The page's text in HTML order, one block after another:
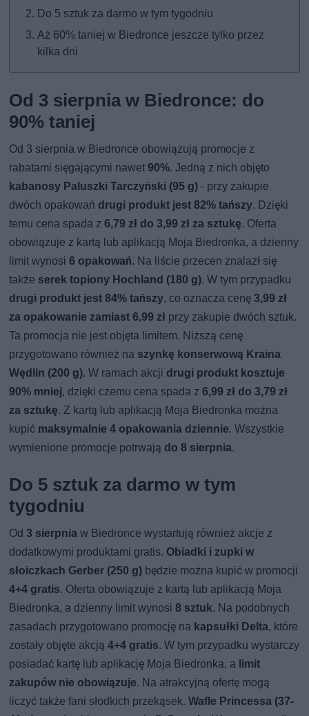
Do 5 sztuk za darmo w tym tygodniu
Aż 60% taniej w Biedronce jeszcze tylko przez
kilka dni
Od 3 sierpnia w Biedronce: do
90% taniej
Od 3 sierpnia w Biedronce obowiązują promocje z
rabatami sięgającymi nawet90%. Jedną z nich objęto
kabanosy Paluszki Tarczyński (95 g) - przy zakupie
dwóch opakowań drugi produkt jest 82% tańszy. Dzięki
temu cena spada z6,79 zł do 3,99 zł za sztukę. Oferta
obowiązuje z kartą lub aplikacją Moja Biedronka, a dzienny
limit wynosi6 opakowań. Na liście przecen znalazł się
także serek topiony Hochland (180 g). W tym przypadku
drugi produkt jest 84% tańszy, co oznacza cenę3,99 zł
za opakowanie zamiast 6,99 zł przy zakupie dwóch sztuk.
Ta promocja nie jest objęta limitem. Niższą cenę
przygotowano również na szynkę konserwową Kraina
Wędlin (200 g). W ramach akcji drugi produkt kosztuje
90% mniej, dzięki czemu cena spada z6,99 zł do 3,79 zł
za sztukę. Z kartą lub aplikacją Moja Biedronka można
kupić maksymalnie 4 opakowania dziennie. Wszystkie
wymienione promocje potrwają do 8 sierpnia.
Do 5 sztuk za darmo w tym
tygodniu
Od3 sierpnia w Biedronce wystartują również akcje z
dodatkowymi produktami gratis. Obiadki i zupki w
słoiczkach Gerber (250 g) będzie można kupić w promocji
4+4 gratis. Oferta obowiązuje z kartą lub aplikacją Moja
Biedronka, a dzienny limit wynosi8 sztuk. Na podobnych
zasadach przygotowano promocję na kapsułki Delta, które
zostały objęte akcją4+4 gratis. W tym przypadku wystarczy
posiadać kartę lub aplikację Moja Biedronka, a limit
zakupów nie obowiązuje. Na atrakcyjną ofertę mogą
liczyć także fani słodkich przekąsek.Wafle Princessa (37-